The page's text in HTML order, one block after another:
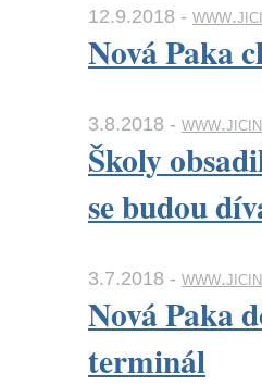
12.9.2018 -
Nová Paka
3.8.2018 -
Školy
se budou
3.7.2018 -
Nová Paka
terminál